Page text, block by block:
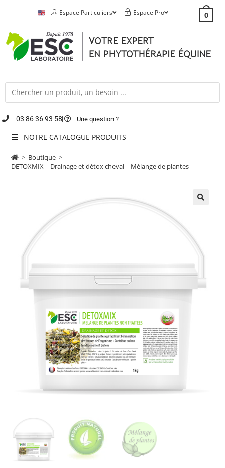
Espace Particuliers Espace Pro 0
03 86 36 93 58 Une question ?
NOTRE CATALOGUE PRODUITS
> Boutique >
DETOXMIX – Drainage et détox cheval – Mélange de plantes